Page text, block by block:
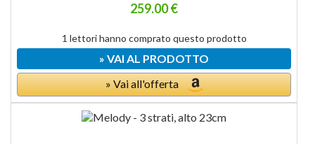
259.00 €
1 lettori hanno comprato questo prodotto
» VAI AL PRODOTTO
» Vai all'offerta